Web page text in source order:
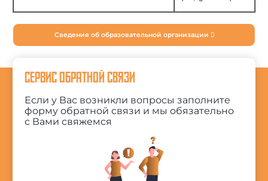
Сведения об образовательной организации
СЕРВИС ОБРАТНОЙ СВЯЗИ
Если у Вас возникли вопросы заполните
форму обратной связи и мы обязательно
с Вами свяжемся